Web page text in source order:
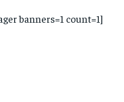
banners=1 count=1]